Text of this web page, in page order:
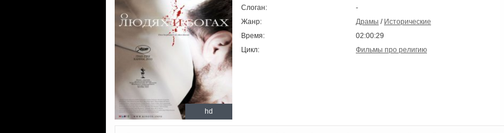
hd
Слоган:
-
Жанр:
Драмы / Исторические
Время:
02:00:29
Цикл:
Фильмы про религию